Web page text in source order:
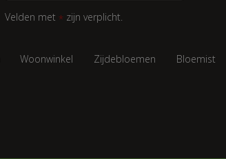
Velden met * zijn verplicht.
Woonwinkel Zijdebloemen Bloemist